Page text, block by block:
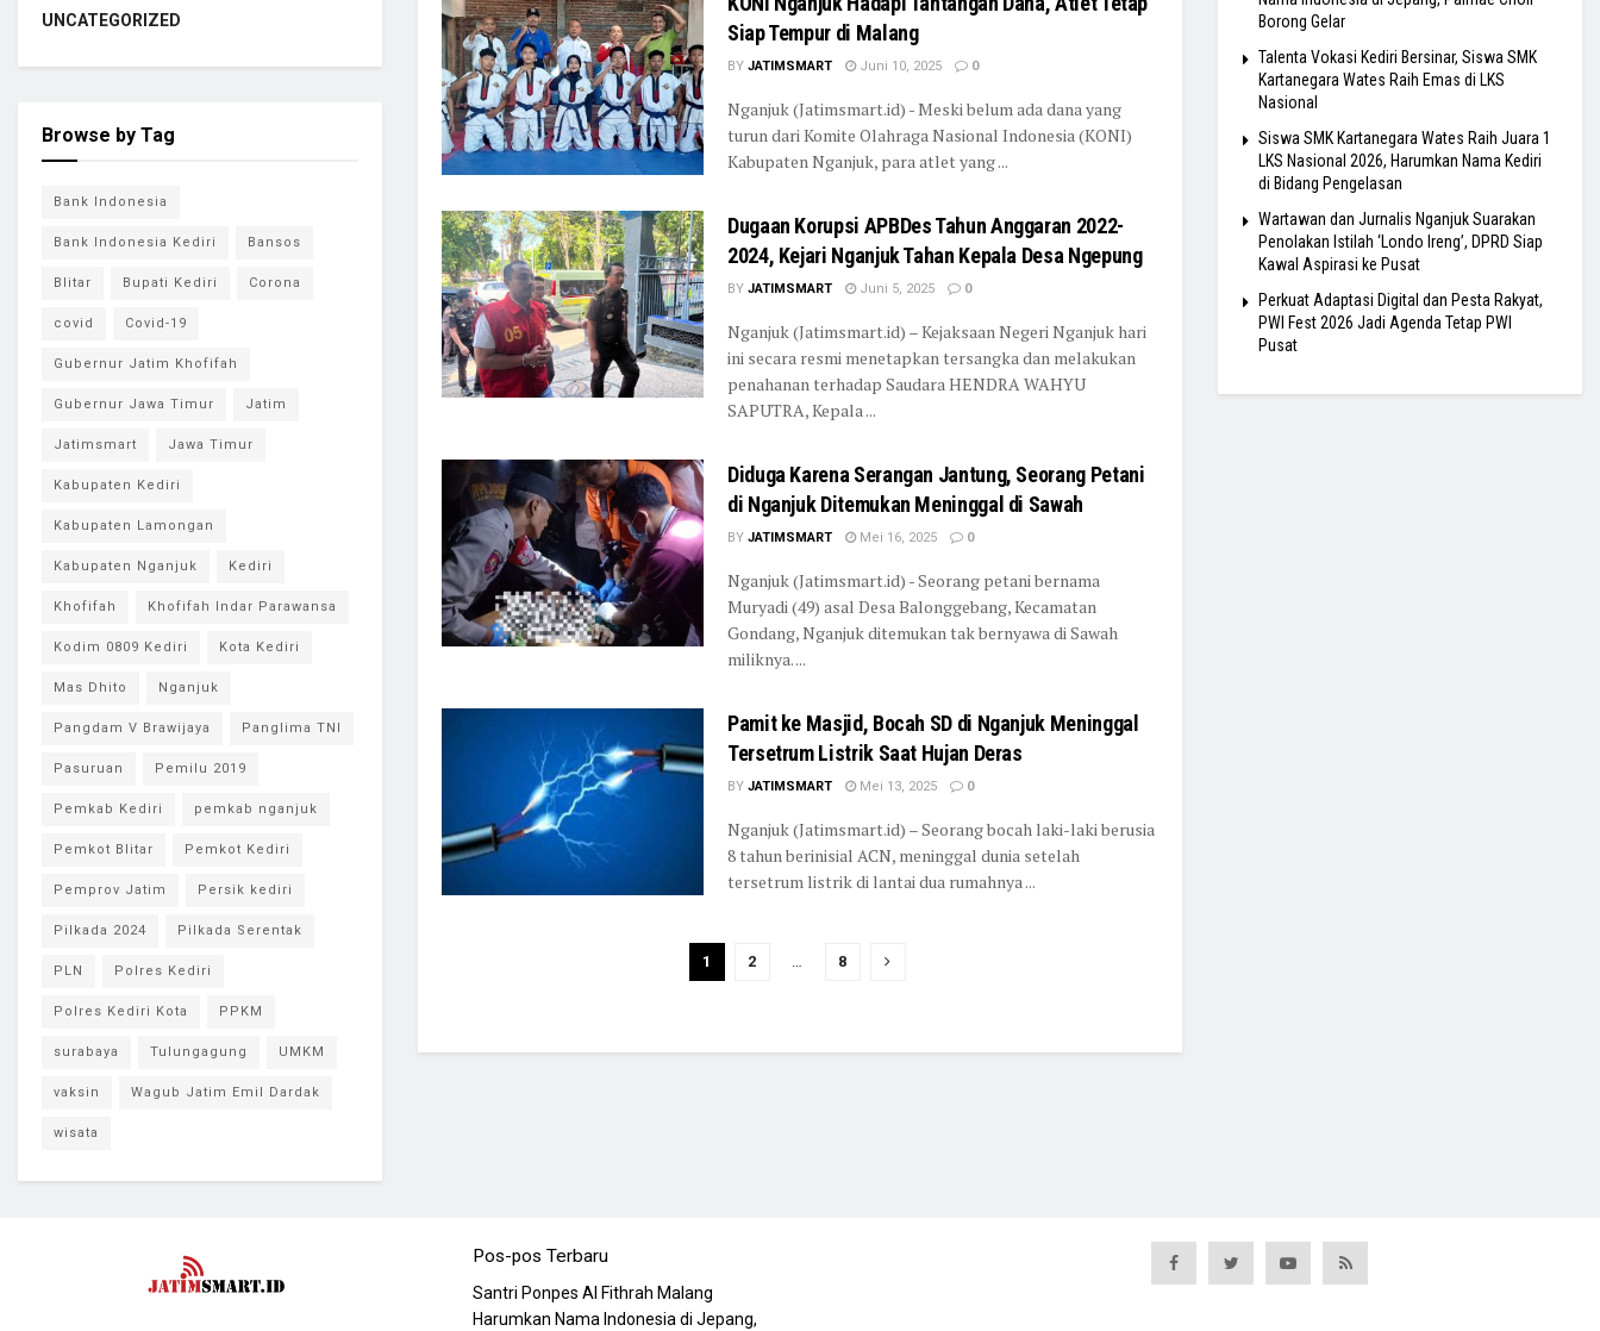
Siap Tempur di Malang
BY JATIMSMART Juni 10, 2025 0
Nganjuk (Jatimsmart.id) - Meski belum ada dana yang
turun dari Komite Olahraga Nasional Indonesia (KONI)
Kabupaten Nganjuk, para atlet yang ...
Dugaan Korupsi APBDes Tahun Anggaran 2022-
2024, Kejari Nganjuk Tahan Kepala Desa Ngepung
BY JATIMSMART Juni 5, 2025 0
Nganjuk (Jatimsmart.id) – Kejaksaan Negeri Nganjuk hari
ini secara resmi menetapkan tersangka dan melakukan
penahanan terhadap Saudara HENDRA WAHYU
SAPUTRA, Kepala ...
Diduga Karena Serangan Jantung, Seorang Petani
di Nganjuk Ditemukan Meninggal di Sawah
BY JATIMSMART Mei 16, 2025 0
Nganjuk (Jatimsmart.id) - Seorang petani bernama
Muryadi (49) asal Desa Balonggebang, Kecamatan
Gondang, Nganjuk ditemukan tak bernyawa di Sawah
miliknya. ...
Pamit ke Masjid, Bocah SD di Nganjuk Meninggal
Tersetrum Listrik Saat Hujan Deras
BY JATIMSMART Mei 13, 2025 0
Nganjuk (Jatimsmart.id) – Seorang bocah laki-laki berusia
8 tahun berinisial ACN, meninggal dunia setelah
tersetrum listrik di lantai dua rumahnya ...
1 2 … 8
UNCATEGORIZED
Browse by Tag
Bank Indonesia
Bank Indonesia Kediri Bansos
Blitar Bupati Kediri Corona
covid Covid-19
Gubernur Jatim Khofifah
Gubernur Jawa Timur Jatim
Jatimsmart Jawa Timur
Kabupaten Kediri
Kabupaten Lamongan
Kabupaten Nganjuk Kediri
Khofifah Khofifah Indar Parawansa
Kodim 0809 Kediri Kota Kediri
Mas Dhito Nganjuk
Pangdam V Brawijaya Panglima TNI
Pasuruan Pemilu 2019
Pemkab Kediri pemkab nganjuk
Pemkot Blitar Pemkot Kediri
Pemprov Jatim Persik kediri
Pilkada 2024 Pilkada Serentak
PLN Polres Kediri
Polres Kediri Kota PPKM
surabaya Tulungagung UMKM
vaksin Wagub Jatim Emil Dardak
wisata
Borong Gelar
Talenta Vokasi Kediri Bersinar, Siswa SMK
Kartanegara Wates Raih Emas di LKS
Nasional
Siswa SMK Kartanegara Wates Raih Juara 1
LKS Nasional 2026, Harumkan Nama Kediri
di Bidang Pengelasan
Wartawan dan Jurnalis Nganjuk Suarakan
Penolakan Istilah ‘Londo Ireng’, DPRD Siap
Kawal Aspirasi ke Pusat
Perkuat Adaptasi Digital dan Pesta Rakyat,
PWI Fest 2026 Jadi Agenda Tetap PWI
Pusat
Pos-pos Terbaru
Santri Ponpes Al Fithrah Malang
Harumkan Nama Indonesia di Jepang,